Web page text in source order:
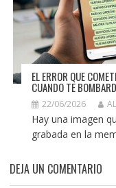
EL ERROR QUE
CUANDO TE
22/06/2026
Hay una imagen
grabada en la
DEJA UN COMENTARIO